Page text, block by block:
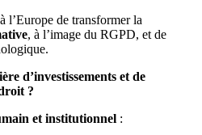
l’Europe de transformer la
, à l’image du RGPD, et de
d’investissements et de
?
et institutionnel :